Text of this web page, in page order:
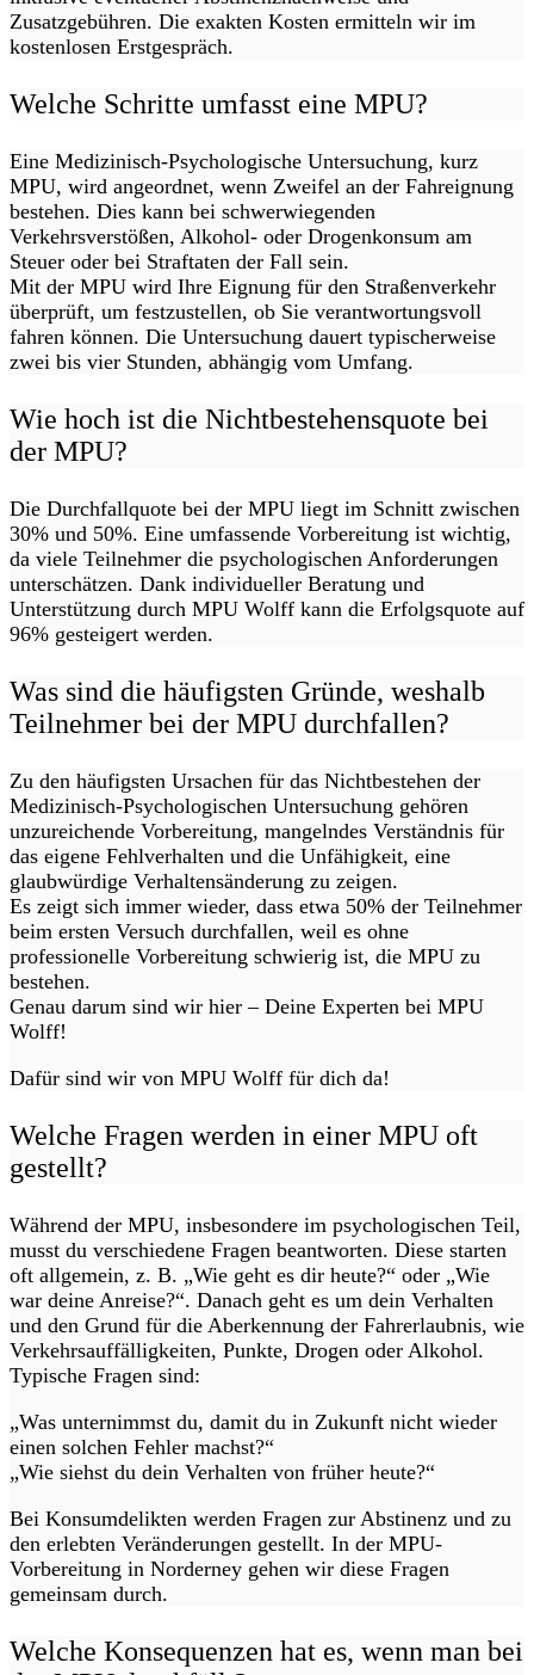
Zusatzgebühren. Die exakten Kosten ermitteln wir im
kostenlosen Erstgespräch.
Welche Schritte umfasst eine MPU?
Eine Medizinisch-Psychologische Untersuchung, kurz
MPU, wird angeordnet, wenn Zweifel an der Fahreignung
bestehen. Dies kann bei schwerwiegenden
Verkehrsverstößen, Alkohol- oder Drogenkonsum am
Steuer oder bei Straftaten der Fall sein.
Mit der MPU wird Ihre Eignung für den Straßenverkehr
überprüft, um festzustellen, ob Sie verantwortungsvoll
fahren können. Die Untersuchung dauert typischerweise
zwei bis vier Stunden, abhängig vom Umfang.
Wie hoch ist die Nichtbestehensquote bei
der MPU?
Die Durchfallquote bei der MPU liegt im Schnitt zwischen
30% und 50%. Eine umfassende Vorbereitung ist wichtig,
da viele Teilnehmer die psychologischen Anforderungen
unterschätzen. Dank individueller Beratung und
Unterstützung durch MPU Wolff kann die Erfolgsquote auf
96% gesteigert werden.
Was sind die häufigsten Gründe, weshalb
Teilnehmer bei der MPU durchfallen?
Zu den häufigsten Ursachen für das Nichtbestehen der
Medizinisch-Psychologischen Untersuchung gehören
unzureichende Vorbereitung, mangelndes Verständnis für
das eigene Fehlverhalten und die Unfähigkeit, eine
glaubwürdige Verhaltensänderung zu zeigen.
Es zeigt sich immer wieder, dass etwa 50% der Teilnehmer
beim ersten Versuch durchfallen, weil es ohne
professionelle Vorbereitung schwierig ist, die MPU zu
bestehen.
Genau darum sind wir hier – Deine Experten bei MPU
Wolff!
Dafür sind wir von MPU Wolff für dich da!
Welche Fragen werden in einer MPU oft
gestellt?
Während der MPU, insbesondere im psychologischen Teil,
musst du verschiedene Fragen beantworten. Diese starten
oft allgemein, z. B. „Wie geht es dir heute?“ oder „Wie
war deine Anreise?“. Danach geht es um dein Verhalten
und den Grund für die Aberkennung der Fahrerlaubnis, wie
Verkehrsauffälligkeiten, Punkte, Drogen oder Alkohol.
Typische Fragen sind:
„Was unternimmst du, damit du in Zukunft nicht wieder
einen solchen Fehler machst?“
„Wie siehst du dein Verhalten von früher heute?“
Bei Konsumdelikten werden Fragen zur Abstinenz und zu
den erlebten Veränderungen gestellt. In der MPU-
Vorbereitung in Norderney gehen wir diese Fragen
gemeinsam durch.
Welche Konsequenzen hat es, wenn man bei